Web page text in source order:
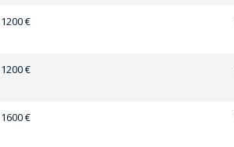
1200 €
1200 €
1600 €